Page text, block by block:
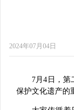
2024年07月04日
7月4 日，第
保护文化遗产的